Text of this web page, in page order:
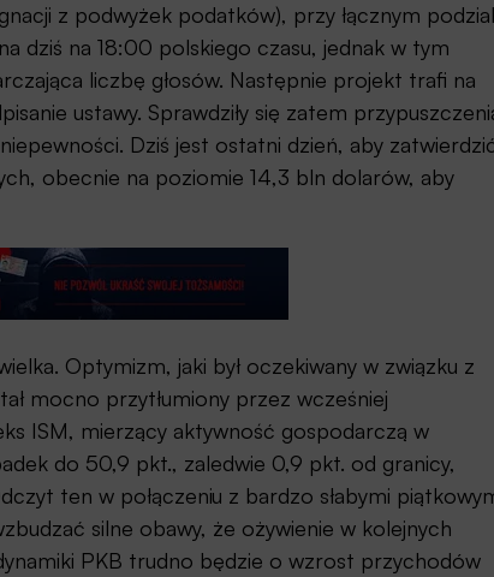
z podwyżek podatków), przy łącznym
dziś na 18:00 polskiego czasu, jednak w tym
liczbę głosów. Następnie projekt trafi na
ustawy. Sprawdziły się zatem
Dziś jest ostatni dzień, aby
obecnie na poziomie 14,3 bln dolarów, aby
Optymizm, jaki był oczekiwany w związku z
mocno przytłumiony przez wcześniej
ISM, mierzący aktywność gospodarczą w
do 50,9 pkt., zaledwie 0,9 pkt. od granicy,
ten w połączeniu z bardzo słabymi
silne obawy, że ożywienie w kolejnych
PKB trudno będzie o wzrost przychodów